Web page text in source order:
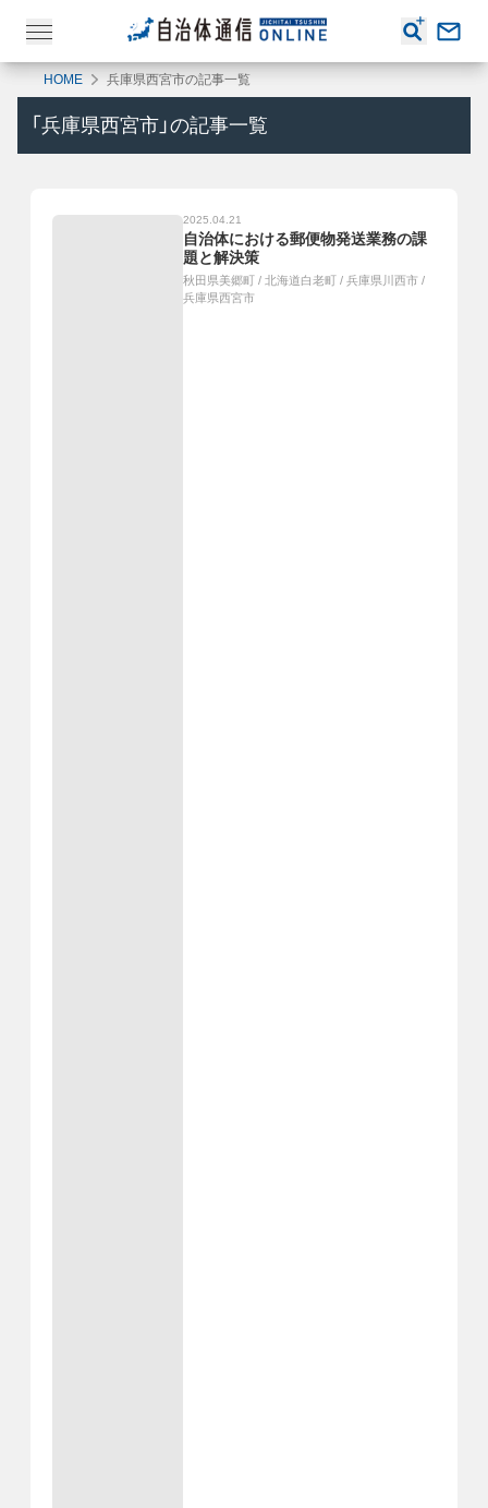
HOME 兵庫県西宮市の記事一覧
「 兵庫県西宮市 」の記事一覧
2025.04.21
自治体における郵便物発送業務の課
題と解決策
秋田県美郷町 / 北海道白老町 / 兵庫県川西市 /
兵庫県西宮市